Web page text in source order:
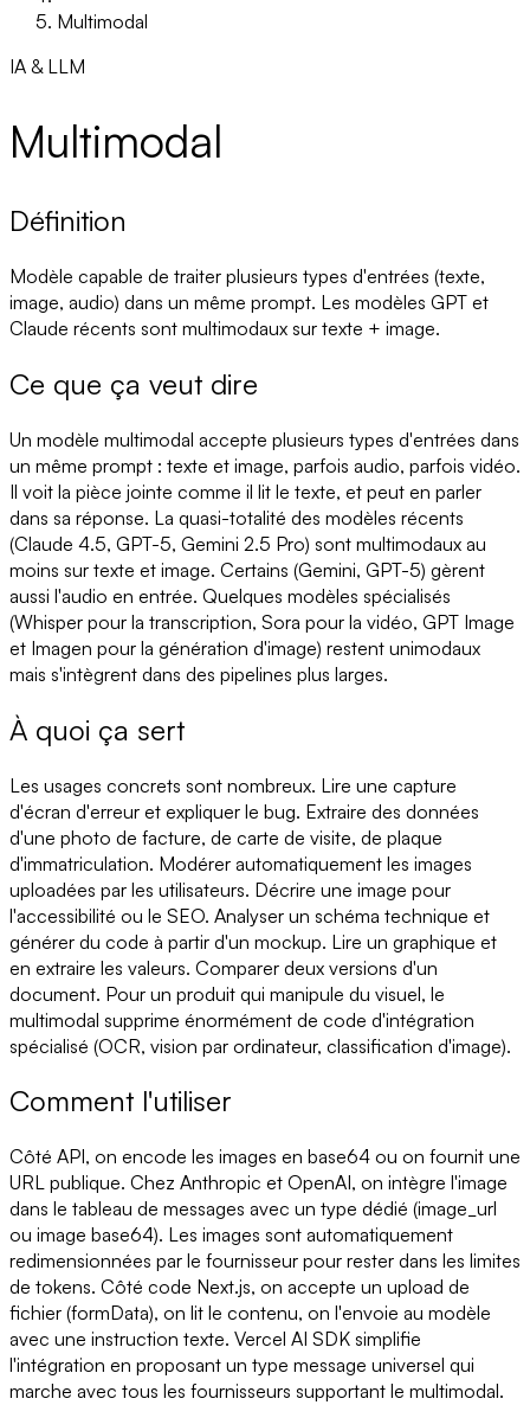
Multimodal
IA & LLM
Multimodal
Définition
Modèle capable de traiter plusieurs types d'entrées (texte,
image, audio) dans un même prompt. Les modèles GPT et
Claude récents sont multimodaux sur texte + image.
Ce que ça veut dire
Un modèle multimodal accepte plusieurs types d'entrées dans
un même prompt : texte et image, parfois audio, parfois vidéo.
Il voit la pièce jointe comme il lit le texte, et peut en parler
dans sa réponse. La quasi-totalité des modèles récents
(Claude 4.5, GPT-5, Gemini 2.5 Pro) sont multimodaux au
moins sur texte et image. Certains (Gemini, GPT-5) gèrent
aussi l'audio en entrée. Quelques modèles spécialisés
(Whisper pour la transcription, Sora pour la vidéo, GPT Image
et Imagen pour la génération d'image) restent unimodaux
mais s'intègrent dans des pipelines plus larges.
À quoi ça sert
Les usages concrets sont nombreux. Lire une capture
d'écran d'erreur et expliquer le bug. Extraire des données
d'une photo de facture, de carte de visite, de plaque
d'immatriculation. Modérer automatiquement les images
uploadées par les utilisateurs. Décrire une image pour
l'accessibilité ou le SEO. Analyser un schéma technique et
générer du code à partir d'un mockup. Lire un graphique et
en extraire les valeurs. Comparer deux versions d'un
document. Pour un produit qui manipule du visuel, le
multimodal supprime énormément de code d'intégration
spécialisé (OCR, vision par ordinateur, classification d'image).
Comment l'utiliser
Côté API, on encode les images en base64 ou on fournit une
URL publique. Chez Anthropic et OpenAI, on intègre l'image
dans le tableau de messages avec un type dédié (image_url
ou image base64). Les images sont automatiquement
redimensionnées par le fournisseur pour rester dans les limites
de tokens. Côté code Next.js, on accepte un upload de
fichier (formData), on lit le contenu, on l'envoie au modèle
avec une instruction texte. Vercel AI SDK simplifie
l'intégration en proposant un type message universel qui
marche avec tous les fournisseurs supportant le multimodal.